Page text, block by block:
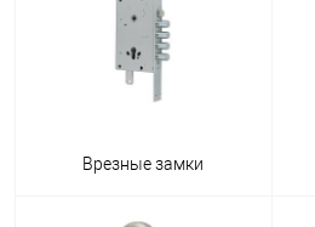
Врезные замки